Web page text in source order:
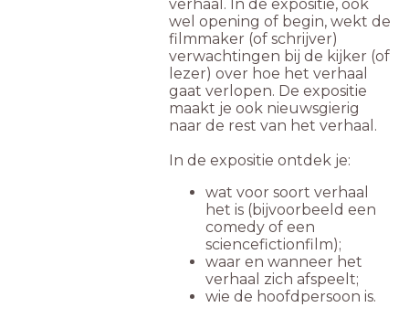
verhaal. In de expositie, ook
wel opening of begin, wekt de
filmmaker (of schrijver)
verwachtingen bij de kijker (of
lezer) over hoe het verhaal
gaat verlopen. De expositie
maakt je ook nieuwsgierig
naar de rest van het verhaal.
In de expositie ontdek je:
wat voor soort verhaal
het is (bijvoorbeeld een
comedy of een
sciencefictionfilm);
waar en wanneer het
verhaal zich afspeelt;
wie de hoofdpersoon is.